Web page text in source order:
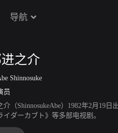
导航
之介
Shinnosuke
员
介（ShinnosukeAbe）1982年2月19
イダーカブト》等多部电视剧。